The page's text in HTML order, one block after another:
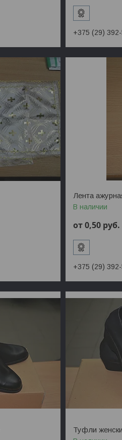
+375 (29)
Лента
В наличии
от 0,50 руб.
+375 (29)
Туфли